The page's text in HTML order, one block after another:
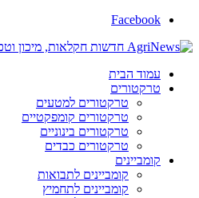
Facebook
עמוד הבית
טרקטורים
טרקטורים למטעים
טרקטורים קומפקטיים
טרקטורים בינוניים
טרקטורים כבדים
קומביינים
קומביינים לתבואות
קומביינים לתחמיץ